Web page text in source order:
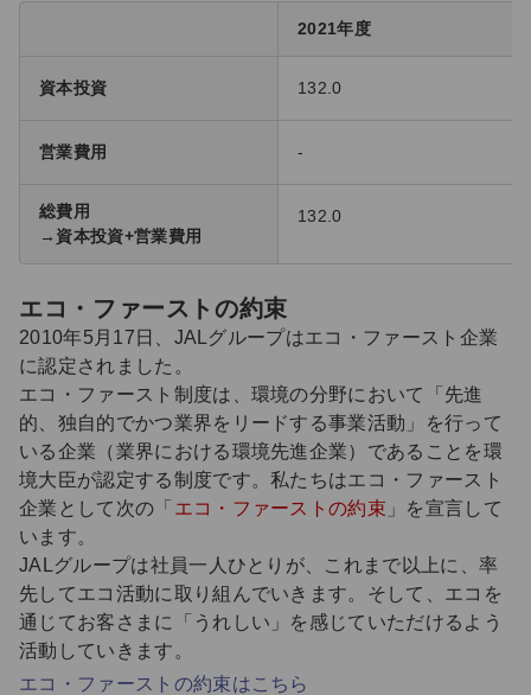
2021年度
資本投資 132.0
営業費用 -
総費用
→資本投資+営業費用
132.0
エコ・ファーストの約束
2010年5月17日、JALグループはエコ・ファースト企業
に認定されました。
エコ・ファースト制度は、環境の分野において「先進
的、独自的でかつ業界をリードする事業活動」を行って
いる企業（業界における環境先進企業）であることを環
境大臣が認定する制度です。私たちはエコ・ファースト
企業として次の「 エコ・ファーストの約束 」を宣言して
います。
JALグループは社員一人ひとりが、これまで以上に、率
先してエコ活動に取り組んでいきます。そして、エコを
通じてお客さまに「うれしい」を感じていただけるよう
活動していきます。
エコ・ファーストの約束はこちら